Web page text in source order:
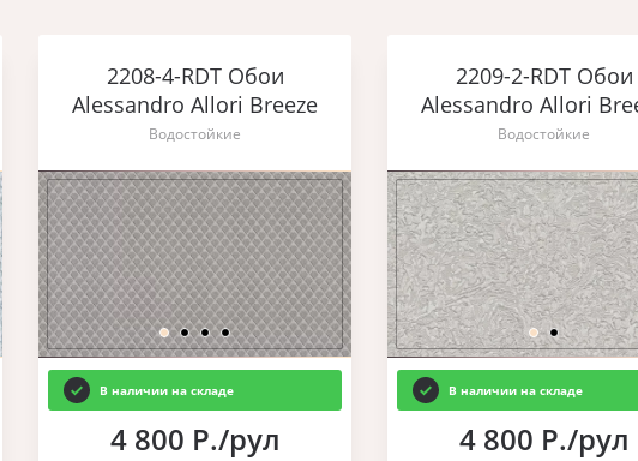
2208-4-RDT Обои
Alessandro Allori Breeze
Водостойкие
В наличии на складе
4 800 Р./рул
2209-2-RDT Обои
Alessandro Allori
Водостойкие
В наличии на складе
4 800 Р./рул